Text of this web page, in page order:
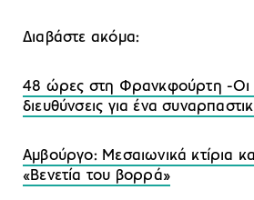
Διαβάστε ακόμα:
48 ώρες στη Φρανκφούρτη -Οι
διευθύνσεις για ένα
Αμβούργο: Mεσαιωνικά κτίρια
«Βενετία του βορρά»